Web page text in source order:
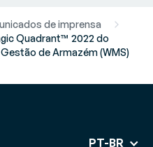
de imprensa
Quadrant™ 2022 do
de Armazém (WMS)
PT-BR